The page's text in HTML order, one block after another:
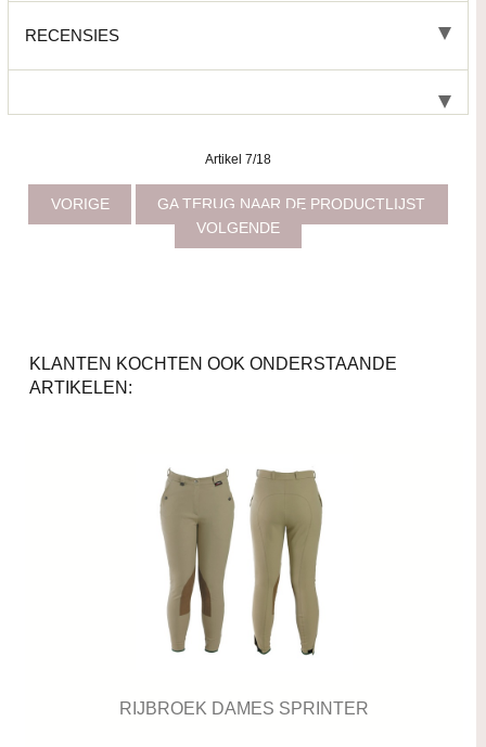
RECENSIES
Artikel 7/18
VORIGE
GA TERUG NAAR DE PRODUCTLIJST
VOLGENDE
KLANTEN KOCHTEN OOK ONDERSTAANDE
ARTIKELEN:
RIJBROEK DAMES SPRINTER